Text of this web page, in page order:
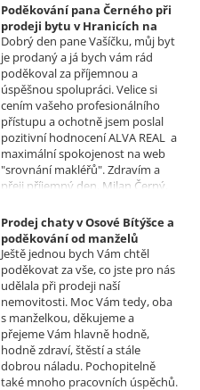
Poděkování pana Černého při
prodeji bytu v Hranicích na
Moravě
Realizoval makléř: David
Vašíček
Dobrý den pane Vašíčku, můj byt
je prodaný a já bych vám rád
poděkoval za příjemnou a
úspěšnou spolupráci. Velice si
cením vašeho profesionálního
přístupu a ochotně jsem poslal
pozitivní hodnocení ALVA REAL a
maximální spokojenost na web
"srovnání makléřů". Zdravím a
přeji příjemný den, Milan Černý,
Prodej chaty v Osové Bítýšce a
poděkování od manželů
Kovandových
Realizoval makléř: Sylva
Čadová
Ještě jednou bych Vám chtěl
poděkovat za vše, co jste pro nás
udělala při prodeji naší
nemovitosti. Moc Vám tedy, oba
s manželkou, děkujeme a
přejeme Vám hlavně hodně,
hodně zdraví, štěstí a stále
dobrou náladu. Pochopitelně
také mnoho pracovních úspěchů.